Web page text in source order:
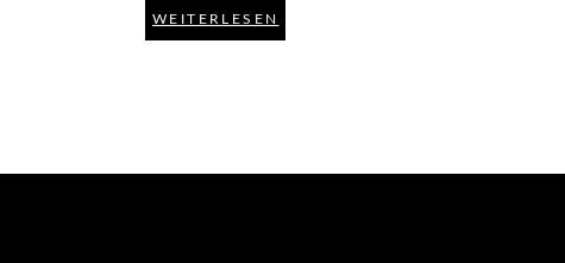
WEITERLESEN